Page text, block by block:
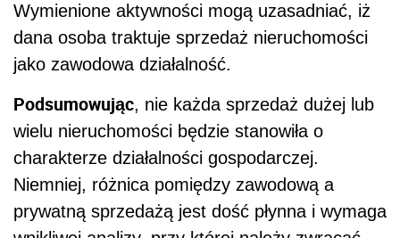
Wymienione aktywności mogą uzasadniać, iż
dana osoba traktuje sprzedaż nieruchomości
jako zawodowa działalność.
Podsumowując, nie każda sprzedaż dużej lub
wielu nieruchomości będzie stanowiła o
charakterze działalności gospodarczej.
Niemniej, różnica pomiędzy zawodową a
prywatną sprzedażą jest dość płynna i wymaga